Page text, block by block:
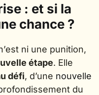
: et si la
chance ?
ni une punition,
étape. Elle
défi, d’une nouvelle
du